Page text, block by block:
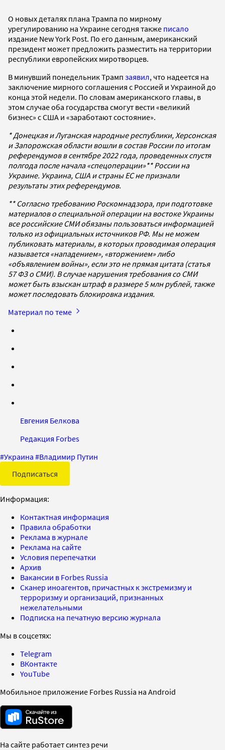
О новых деталях плана Трампа по мирному
урегулированию на Украине сегодня также писало
издание New York Post. По его данным, американский
президент может предложить разместить на территории
республики европейских миротворцев.
В минувший понедельник Трамп заявил, что надеется на
заключение мирного соглашения с Россией и Украиной до
конца этой недели. По словам американского главы, в
этом случае оба государства смогут вести «великий
бизнес» с США и «заработают состояние».
* Донецкая и Луганская народные республики, Херсонская
и Запорожская области вошли в состав России по итогам
референдумов в сентябре 2022 года, проведенных спустя
полгода после начала «спецоперации»** России на
Украине. Украина, США и страны ЕС не признали
результаты этих референдумов.
** Согласно требованию Роскомнадзора, при подготовке
материалов о специальной операции на востоке Украины
все российские СМИ обязаны пользоваться информацией
только из официальных источников РФ. Мы не можем
публиковать материалы, в которых проводимая операция
называется «нападением», «вторжением» либо
«объявлением войны», если это не прямая цитата (статья
57 ФЗ о СМИ). В случае нарушения требования со СМИ
может быть взыскан штраф в размере 5 млн рублей, также
может последовать блокировка издания.
Материал по теме
Евгения Белкова
Редакция Forbes
#Украина #Владимир Путин
Подписаться
Информация:
Контактная информация
Правила обработки
Реклама в журнале
Реклама на сайте
Условия перепечатки
Архив
Вакансии в Forbes Russia
Сканер иноагентов, причастных к экстремизму и
терроризму и организаций, признанных
нежелательными
Подписка на печатную версию журнала
Мы в соцсетях:
Telegram
ВКонтакте
YouTube
Мобильное приложение Forbes Russia на Android
На сайте работает синтез речи